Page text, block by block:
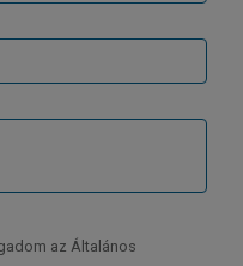
az Általános